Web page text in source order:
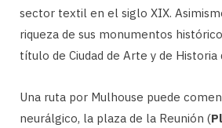
sector textil en el siglo XIX.
riqueza de sus monumentos
título de Ciudad de Arte y de Historia
Una ruta por Mulhouse puede
neurálgico, la plaza de la Reunión (